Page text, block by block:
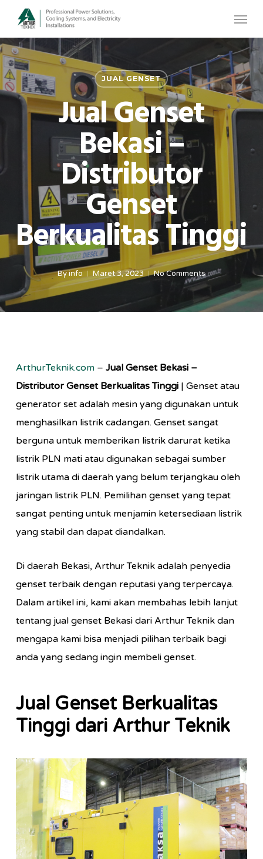
main
content
Menu
JUAL GENSET
Jual Genset
Bekasi –
Distributor
Genset
Berkualitas Tinggi
Byinfo Maret 3, 2023 No Comments
ArthurTeknik.com– Jual Genset Bekasi –
Distributor Genset Berkualitas Tinggi| Genset atau
generator set adalah mesin yang digunakan untuk
menghasilkan listrik cadangan. Genset sangat
berguna untuk memberikan listrik darurat ketika
listrik PLN mati atau digunakan sebagai sumber
listrik utama di daerah yang belum terjangkau oleh
jaringan listrik PLN. Pemilihan genset yang tepat
sangat penting untuk menjamin ketersediaan listrik
yang stabil dan dapat diandalkan.
Di daerah Bekasi, Arthur Teknik adalah penyedia
genset terbaik dengan reputasi yang terpercaya.
Dalam artikel ini, kami akan membahas lebih lanjut
tentang jual genset Bekasi dari Arthur Teknik dan
mengapa kami bisa menjadi pilihan terbaik bagi
anda yang sedang ingin membeli genset.
Jual Genset Berkualitas
Tinggi dari Arthur Teknik